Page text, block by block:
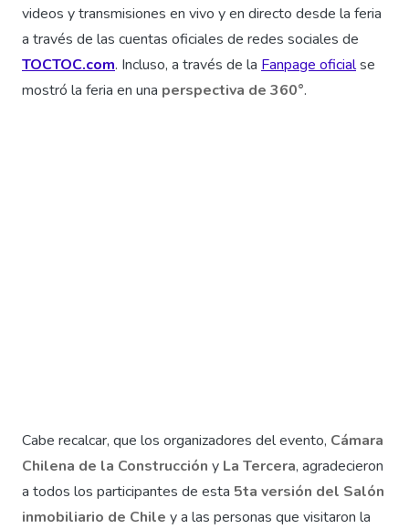
videos y transmisiones en vivo y en directo desde la feria
a través de las cuentas oficiales de redes sociales de
TOCTOC.com. Incluso, a través de la Fanpage oficialse
mostró la feria en una perspectiva de 360°.
Cabe recalcar, que los organizadores del evento, Cámara
Chilena de la Construcción y La Tercera, agradecieron
a todos los participantes de esta 5ta versión del Salón
inmobiliario de Chile y a las personas que visitaron la